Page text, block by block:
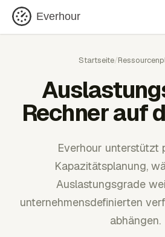
Everhour
Startseite/
Rechner auf
Everhour unterstützt
Kapazitätsplanung,
Auslastungsgrade
unternehmensdefinierten
abhängen.